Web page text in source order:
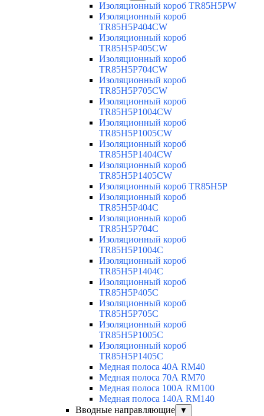
Изоляционный короб TR85H5PW
Изоляционный короб
TR85H5P404CW
Изоляционный короб
TR85H5P405CW
Изоляционный короб
TR85H5P704CW
Изоляционный короб
TR85H5P705CW
Изоляционный короб
TR85H5P1004CW
Изоляционный короб
TR85H5P1005CW
Изоляционный короб
TR85H5P1404CW
Изоляционный короб
TR85H5P1405CW
Изоляционный короб TR85H5P
Изоляционный короб
TR85H5P404C
Изоляционный короб
TR85H5P704C
Изоляционный короб
TR85H5P1004C
Изоляционный короб
TR85H5P1404C
Изоляционный короб
TR85H5P405C
Изоляционный короб
TR85H5P705C
Изоляционный короб
TR85H5P1005C
Изоляционный короб
TR85H5P1405C
Медная полоса 40А RM40
Медная полоса 70А RM70
Медная полоса 100А RM100
Медная полоса 140А RM140
Вводные направляющие
▼